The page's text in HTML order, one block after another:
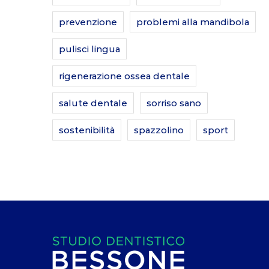
prevenzione problemi alla mandibola
pulisci lingua
rigenerazione ossea dentale
salute dentale sorriso sano
sostenibilità spazzolino sport